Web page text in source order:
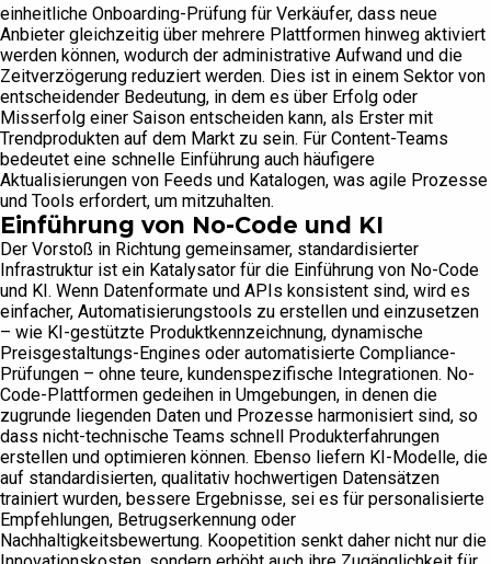
einheitliche Onboarding-Prüfung für Verkäufer, dass neue
Anbieter gleichzeitig über mehrere Plattformen hinweg aktiviert
werden können, wodurch der administrative Aufwand und die
Zeitverzögerung reduziert werden. Dies ist in einem Sektor von
entscheidender Bedeutung, in dem es über Erfolg oder
Misserfolg einer Saison entscheiden kann, als Erster mit
Trendprodukten auf dem Markt zu sein. Für Content-Teams
bedeutet eine schnelle Einführung auch häufigere
Aktualisierungen von Feeds und Katalogen, was agile Prozesse
und Tools erfordert, um mitzuhalten.
Einführung von No-Code und KI
Der Vorstoß in Richtung gemeinsamer, standardisierter
Infrastruktur ist ein Katalysator für die Einführung von No-Code
und KI. Wenn Datenformate und APIs konsistent sind, wird es
einfacher, Automatisierungstools zu erstellen und einzusetzen
– wie KI-gestützte Produktkennzeichnung, dynamische
Preisgestaltungs-Engines oder automatisierte Compliance-
Prüfungen – ohne teure, kundenspezifische Integrationen. No-
Code-Plattformen gedeihen in Umgebungen, in denen die
zugrunde liegenden Daten und Prozesse harmonisiert sind, so
dass nicht-technische Teams schnell Produkterfahrungen
erstellen und optimieren können. Ebenso liefern KI-Modelle, die
auf standardisierten, qualitativ hochwertigen Datensätzen
trainiert wurden, bessere Ergebnisse, sei es für personalisierte
Empfehlungen, Betrugserkennung oder
Nachhaltigkeitsbewertung. Koopetition senkt daher nicht nur die